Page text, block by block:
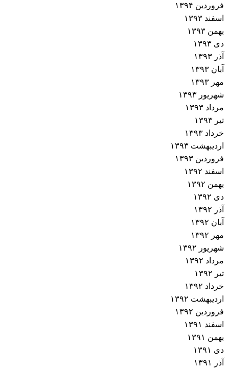
فروردین ۱۳۹۴
اسفند ۱۳۹۳
بهمن ۱۳۹۳
دی ۱۳۹۳
آذر ۱۳۹۳
آبان ۱۳۹۳
مهر ۱۳۹۳
شهریور ۱۳۹۳
مرداد ۱۳۹۳
تیر ۱۳۹۳
خرداد ۱۳۹۳
اردیبهشت ۱۳۹۳
فروردین ۱۳۹۳
اسفند ۱۳۹۲
بهمن ۱۳۹۲
دی ۱۳۹۲
آذر ۱۳۹۲
آبان ۱۳۹۲
مهر ۱۳۹۲
شهریور ۱۳۹۲
مرداد ۱۳۹۲
تیر ۱۳۹۲
خرداد ۱۳۹۲
اردیبهشت ۱۳۹۲
فروردین ۱۳۹۲
اسفند ۱۳۹۱
بهمن ۱۳۹۱
دی ۱۳۹۱
آذر ۱۳۹۱